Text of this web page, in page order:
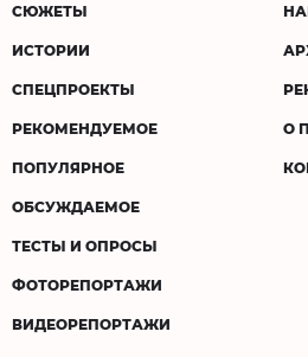
СЮЖЕТЫ
ИСТОРИИ
СПЕЦПРОЕКТЫ
РЕКОМЕНДУЕМОЕ
ПОПУЛЯРНОЕ
ОБСУЖДАЕМОЕ
ТЕСТЫ И ОПРОСЫ
ФОТОРЕПОРТАЖИ
ВИДЕОРЕПОРТАЖИ
О